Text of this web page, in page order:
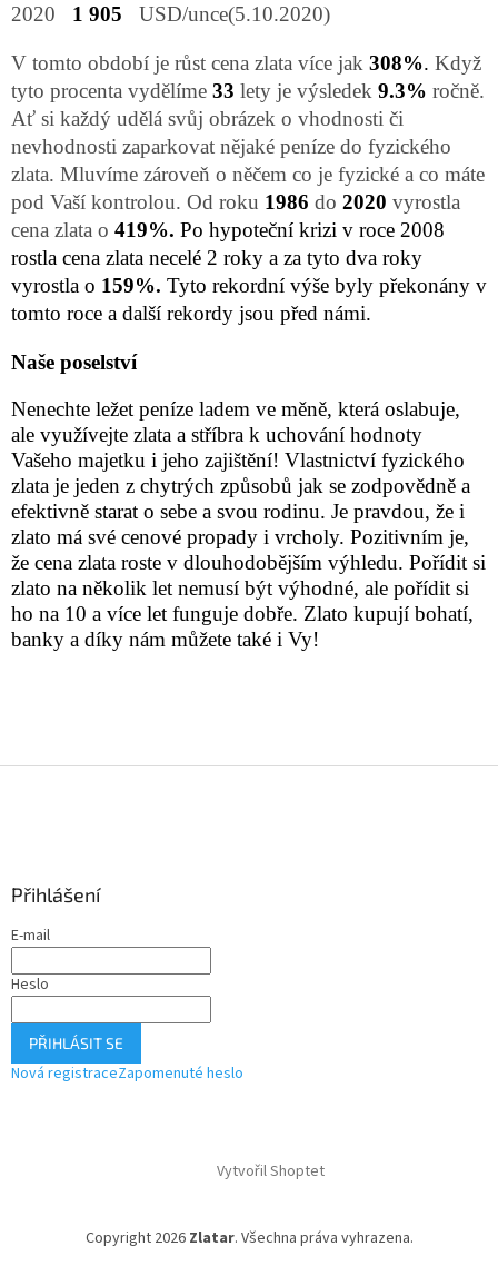
2020 1 905 USD/unce(5.10.2020)
V tomto období je růst cena zlata více jak 308%. Když
tyto procenta vydělíme 33 lety je výsledek 9.3% ročně.
Ať si každý udělá svůj obrázek o vhodnosti či
nevhodnosti zaparkovat nějaké peníze do fyzického
zlata. Mluvíme zároveň o něčem co je fyzické a co máte
pod Vaší kontrolou. Od roku 1986 do 2020 vyrostla
cena zlata o 419%. Po hypoteční krizi v roce 2008
rostla cena zlata necelé 2 roky a za tyto dva roky
vyrostla o 159%. Tyto rekordní výše byly překonány v
tomto roce a další rekordy jsou před námi.
Naše poselství
Nenechte ležet peníze ladem ve měně, která oslabuje,
ale využívejte zlata a stříbra k uchování hodnoty
Vašeho majetku i jeho zajištění! Vlastnictví fyzického
zlata je jeden z chytrých způsobů jak se zodpovědně a
efektivně starat o sebe a svou rodinu. Je pravdou, že i
zlato má své cenové propady i vrcholy. Pozitivním je,
že cena zlata roste v dlouhodobějším výhledu. Pořídit si
zlato na několik let nemusí být výhodné, ale pořídit si
ho na 10 a více let funguje dobře. Zlato kupují bohatí,
banky a díky nám můžete také i Vy!
Přihlášení
E-mail
Heslo
PŘIHLÁSIT SE
Nová registraceZapomenuté heslo
Vytvořil Shoptet
Copyright 2026 Zlatar. Všechna práva vyhrazena.